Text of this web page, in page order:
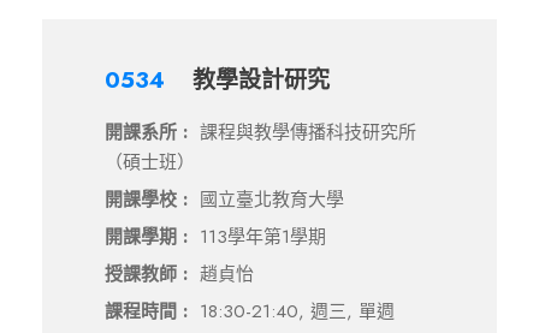
0534 教學設計研究
開課系所 : 課程與教學傳播科技研究所
（碩士班）
開課學校 : 國立臺北教育大學
開課學期 : 113學年第1學期
授課教師 : 趙貞怡
課程時間 : 18:30-21:40, 週三, 單週